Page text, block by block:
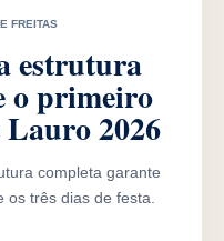
FREITAS
estrutura
o primeiro
2026
completa garante
três dias de festa.